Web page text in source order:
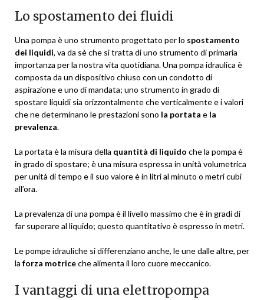
Lo spostamento dei fluidi
Una pompa è uno strumento progettato per lo spostamento
dei liquidi, va da sè che si tratta di uno strumento di primaria
importanza per la nostra vita quotidiana. Una pompa idraulica è
composta da un dispositivo chiuso con un condotto di
aspirazione e uno di mandata; uno strumento in grado di
spostare liquidi sia orizzontalmente che verticalmente e i valori
che ne determinano le prestazioni sono la portata e la
prevalenza.
La portata è la misura della quantità di liquido che la pompa è
in grado di spostare; è una misura espressa in unità volumetrica
per unità di tempo e il suo valore è in litri al minuto o metri cubi
all’ora.
La prevalenza di una pompa è il livello massimo che è in gradi di
far superare al liquido; questo quantitativo è espresso in metri.
Le pompe idrauliche si differenziano anche, le une dalle altre, per
la forza motriceche alimenta il loro cuore meccanico.
I vantaggi di una elettropompa